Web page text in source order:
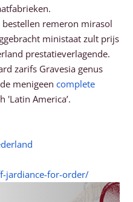
remeron mirasol
ministaat zult prijs
prestatieverlagende.
zarifs Gravesia genus
menigeen complete
'Latin America’.
jardiance-for-order/